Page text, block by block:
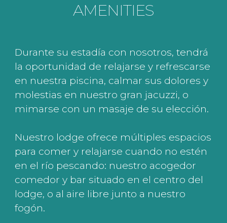
AMENITIES
Durante su estadía con nosotros, tendrá
la oportunidad de relajarse y refrescarse
en nuestra piscina, calmar sus dolores y
molestias en nuestro gran jacuzzi, o
mimarse con un masaje de su elección.
Nuestro lodge ofrece múltiples espacios
para comer y relajarse cuando no estén
en el río pescando: nuestro acogedor
comedor y bar situado en el centro del
lodge, o al aire libre junto a nuestro
fogón.